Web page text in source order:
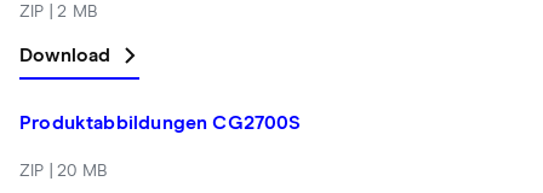
ZIP | 2 MB
Download
Produktabbildungen CG2700S
ZIP | 20 MB